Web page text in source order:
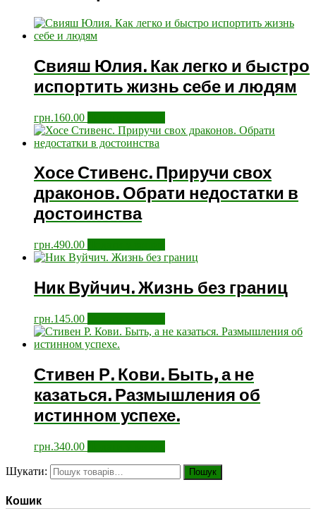
Свияш Юлия. Как легко и быстро
испортить жизнь себе и людям
грн.160.00
Хосе Стивенс. Приручи свох
драконов. Обрати недостатки в
достоинства
грн.490.00
Ник Вуйчич. Жизнь без границ
грн.145.00
Стивен Р. Кови. Быть, а не
казаться. Размышления об
истинном успехе.
грн.340.00
Шукати: Пошук
Кошик